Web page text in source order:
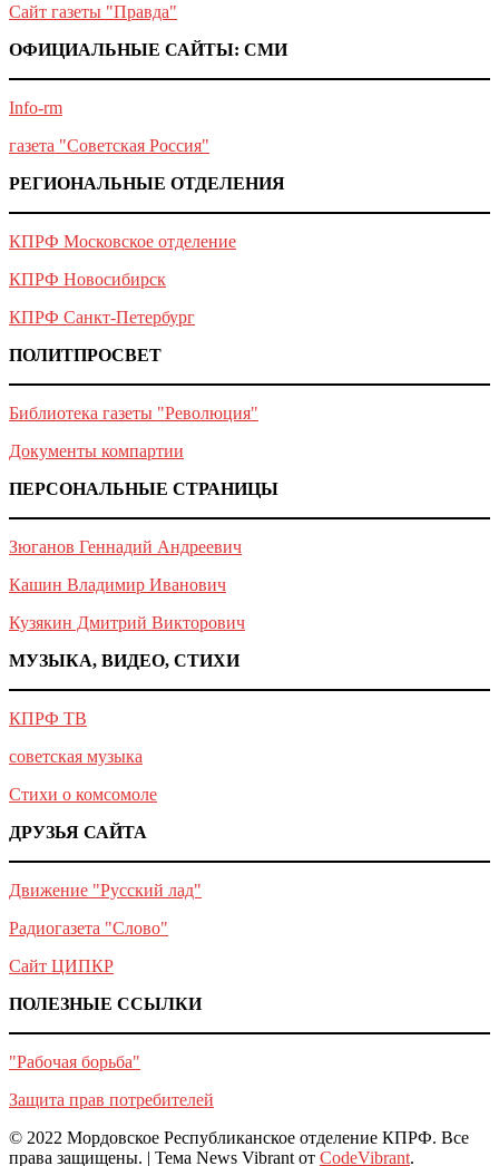
Сайт газеты "Правда"
ОФИЦИАЛЬНЫЕ САЙТЫ: СМИ
Info-rm
газета "Советская Россия"
РЕГИОНАЛЬНЫЕ ОТДЕЛЕНИЯ
КПРФ Московское отделение
КПРФ Новосибирск
КПРФ Санкт-Петербург
ПОЛИТПРОСВЕТ
Библиотека газеты "Революция"
Документы компартии
ПЕРСОНАЛЬНЫЕ СТРАНИЦЫ
Зюганов Геннадий Андреевич
Кашин Владимир Иванович
Кузякин Дмитрий Викторович
МУЗЫКА, ВИДЕО, СТИХИ
КПРФ ТВ
советская музыка
Стихи о комсомоле
ДРУЗЬЯ САЙТА
Движение "Русский лад"
Радиогазета "Слово"
Сайт ЦИПКР
ПОЛЕЗНЫЕ ССЫЛКИ
"Рабочая борьба"
Защита прав потребителей
© 2022 Мордовское Республиканское отделение КПРФ. Все
права защищены. | Тема News Vibrant от CodeVibrant.